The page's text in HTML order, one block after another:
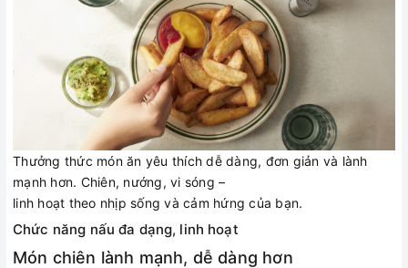
Thưởng thức món ăn yêu thích dễ dàng, đơn giản và lành
mạnh hơn. Chiên, nướng, vi sóng –
linh hoạt theo nhịp sống và cảm hứng của bạn.
Chức năng nấu đa dạng, linh hoạt
Món chiên lành mạnh, dễ dàng hơn